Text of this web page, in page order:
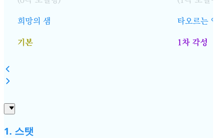
희망의 샘 타오르는
기본 1차 각성
1. 스탯